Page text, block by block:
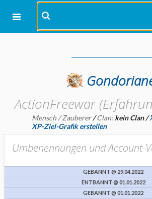
ActionFreewar
Mensch / Zauberer/Clan: kein Clan/
XP-Ziel-Grafik erstellen
Umbenennungen und Account-
GEBANNT @ 29.04.2022
ENTBANNT @ 01.01.2022
GEBANNT @ 01.01.2022